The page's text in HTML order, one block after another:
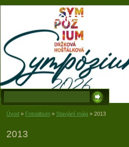
Solisko, zapsaný
Úvod » Fotoalbum » Stavjání mája » 2013
2013